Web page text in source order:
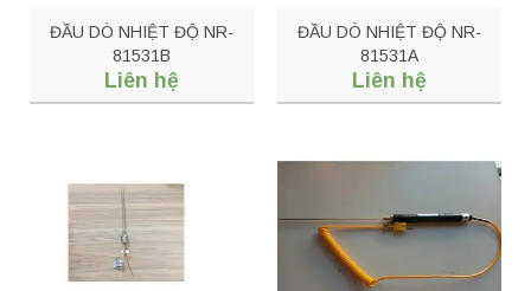
ĐẦU DÒ NHIỆT ĐỘ NR-
81531B
Liên hệ
ĐẦU DÒ NHIỆT ĐỘ NR-
81531A
Liên hệ